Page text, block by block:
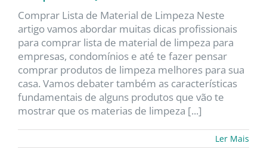
Comprar Lista de Material de Limpeza Neste
artigo vamos abordar muitas dicas profissionais
para comprar lista de material de limpeza para
empresas, condomínios e até te fazer pensar
comprar produtos de limpeza melhores para sua
casa. Vamos debater também as características
fundamentais de alguns produtos que vão te
mostrar que os materias de limpeza [...]
Ler Mais